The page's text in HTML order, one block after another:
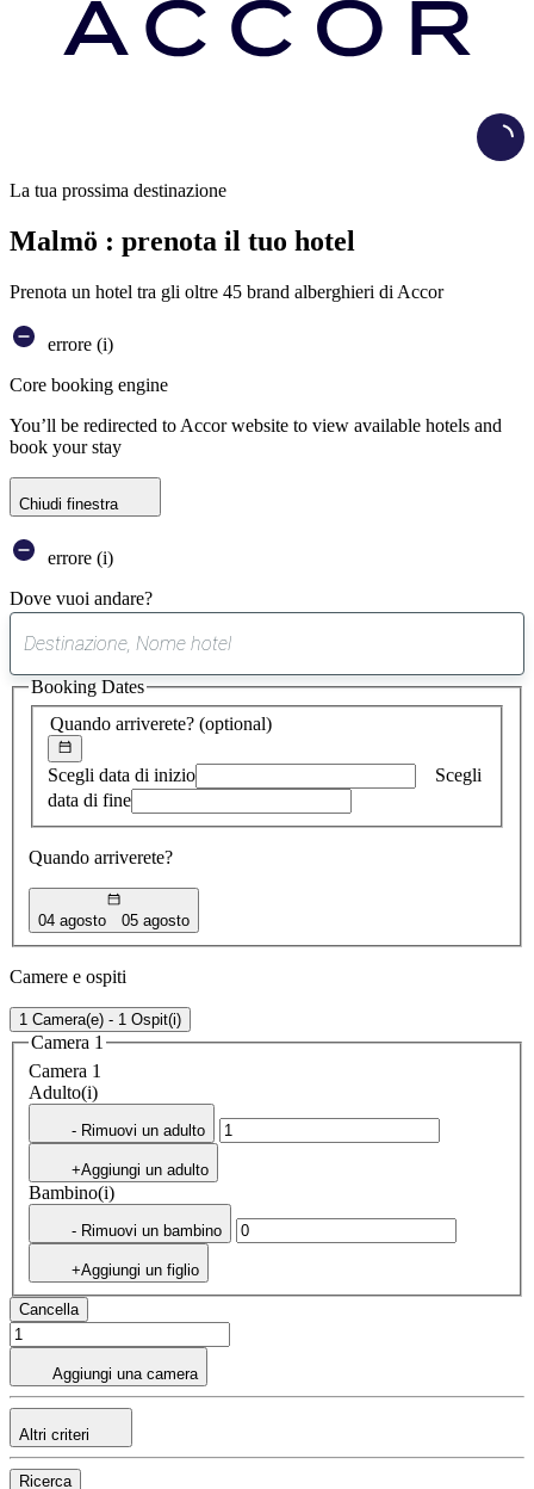
La tua prossima destinazione
Malmö : prenota il tuo hotel
Prenota un hotel tra gli oltre 45 brand alberghieri di Accor
errore (i)
Core booking engine
You’ll be redirected to Accor website to view available hotels and
book your stay
Chiudi finestra
errore (i)
Dove vuoi andare?
suggerimento
trovato
Quando arriverete? (optional)
Scegli data di inizio
Scegli
data di fine
Quando arriverete?
04 agosto 05 agosto
Booking Dates
Camere e ospiti
1 Camera(e) - 1 Ospit(i)
Camera 1
Camera 1
Adulto(i)
- Rimuovi un adulto
+Aggiungi un adulto
Bambino(i)
- Rimuovi un bambino
+Aggiungi un figlio
Cancella
Aggiungi una camera
Altri criteri
Ricerca